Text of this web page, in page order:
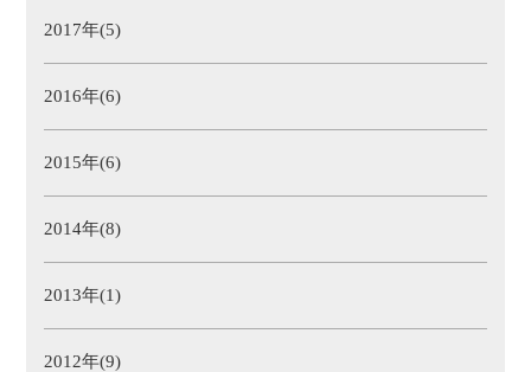
2017年(5)
2016年(6)
2015年(6)
2014年(8)
2013年(1)
2012年(9)